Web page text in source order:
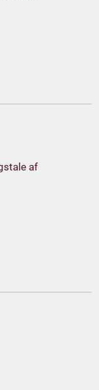
af